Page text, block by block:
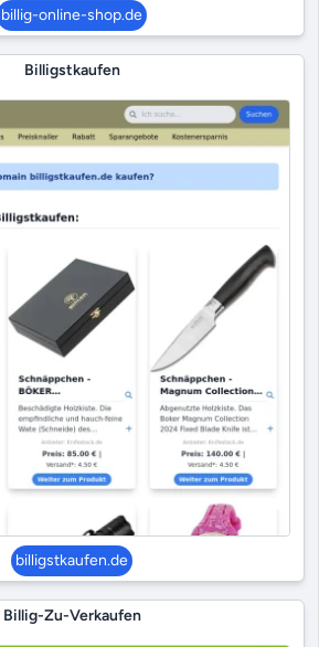
billig-online-shop.de
Billigstkaufen
billigstkaufen.de
Billig-Zu-Verkaufen